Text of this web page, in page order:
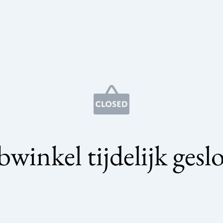
tijdelijk